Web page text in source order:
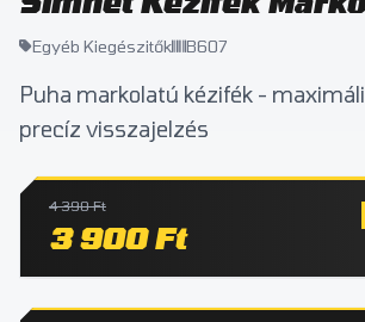
Egyéb Kiegészitők B607
Puha markolatú kézifék -
precíz visszajelzés
4 390 Ft
3 900 Ft